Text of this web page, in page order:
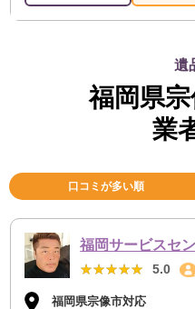
もスッキリしたし、助かり
遺
福岡県
業
口コミが多い順
福岡サービスセ
★★★★★
★★★★★ 5.0
福岡県宗像市対応